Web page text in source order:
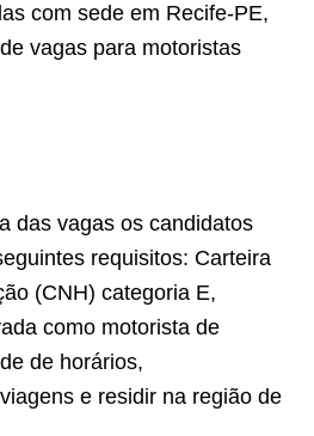
com sede em Recife-PE,
vagas para motoristas
das vagas os candidatos
requisitos: Carteira
(CNH) categoria E,
como motorista de
de horários,
e residir na região de